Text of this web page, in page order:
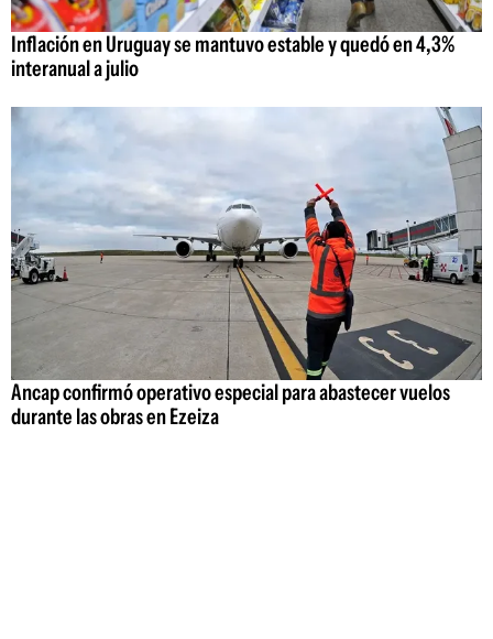
Inflación en Uruguay se mantuvo estable y quedó en 4,3%
interanual a julio
Ancap confirmó operativo especial para abastecer vuelos
durante las obras en Ezeiza